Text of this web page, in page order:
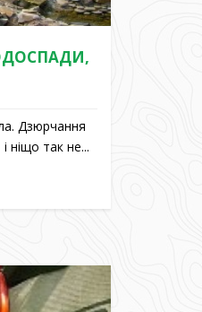
Дзюрчання
ніщо так не...